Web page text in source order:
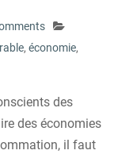
, économie,
des
des économies
il faut